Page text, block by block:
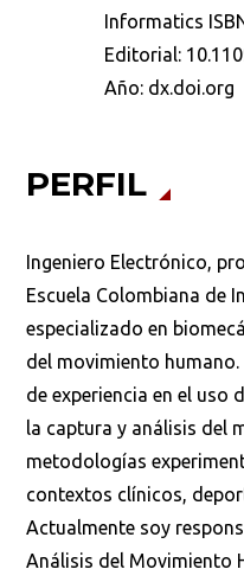
Informatics
Editorial:
Año: dx.doi.org
PERFIL
Ingeniero Electrónico,
Escuela Colombiana de
especializado en
del movimiento
de experiencia en el uso
la captura y análisis del
metodologías
contextos clínicos,
Actualmente soy
Análisis del Movimiento
Ordenar por: *